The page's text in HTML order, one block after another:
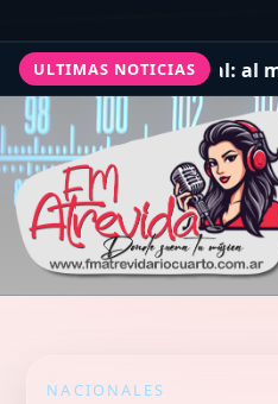
ULTIMAS NOTICIAS
extratropical: al
NACIONALES